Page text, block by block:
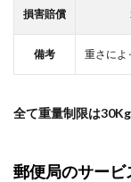
損害賠償
備考 重さによ
全て重量制限は
郵便局のサー